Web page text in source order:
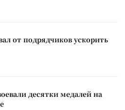
от подрядчиков ускорить
десятки медалей на